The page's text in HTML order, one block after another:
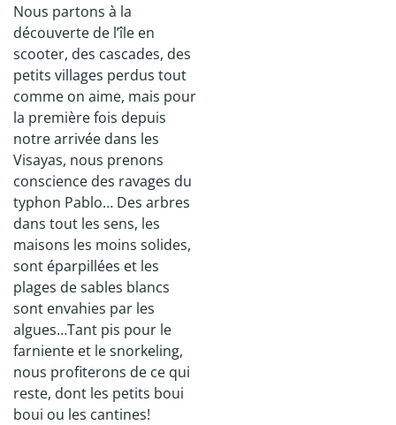
Nous partons à la
découverte de l’île en
scooter, des cascades, des
petits villages perdus tout
comme on aime, mais pour
la première fois depuis
notre arrivée dans les
Visayas, nous prenons
conscience des ravages du
typhon Pablo… Des arbres
dans tout les sens, les
maisons les moins solides,
sont éparpillées et les
plages de sables blancs
sont envahies par les
algues…Tant pis pour le
farniente et le snorkeling,
nous profiterons de ce qui
reste, dont les petits boui
boui ou les cantines!